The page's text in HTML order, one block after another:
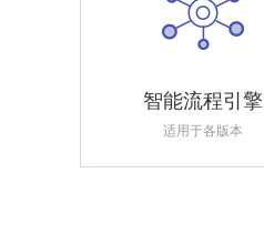
智能流程引擎
适用于各版本